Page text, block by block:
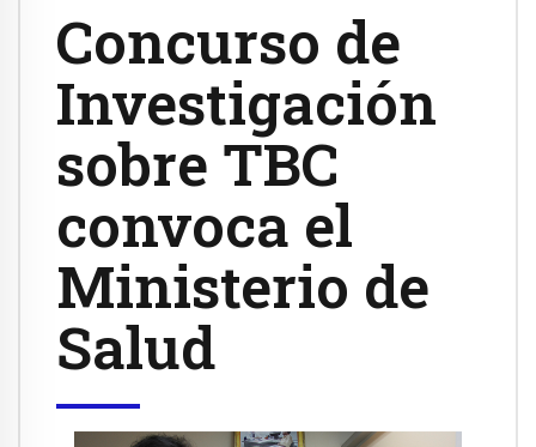
Concurso de
Investigación
sobre TBC
convoca el
Ministerio de
Salud